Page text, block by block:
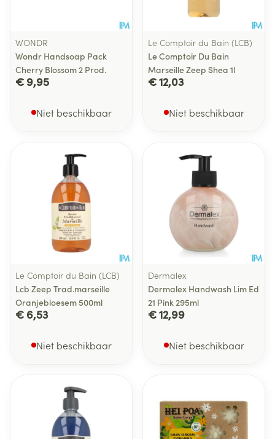
WONDR
Wondr Handsoap Pack
Cherry Blossom 2 Prod.
€ 9,95
Niet beschikbaar
Le Comptoir du Bain (LCB)
Le Comptoir Du Bain
Marseille Zeep Shea 1l
€ 12,03
Niet beschikbaar
Le Comptoir du Bain (LCB)
Lcb Zeep Trad.marseille
Oranjebloesem 500ml
€ 6,53
Niet beschikbaar
Dermalex
Dermalex Handwash Lim Ed
21 Pink 295ml
€ 12,99
Niet beschikbaar